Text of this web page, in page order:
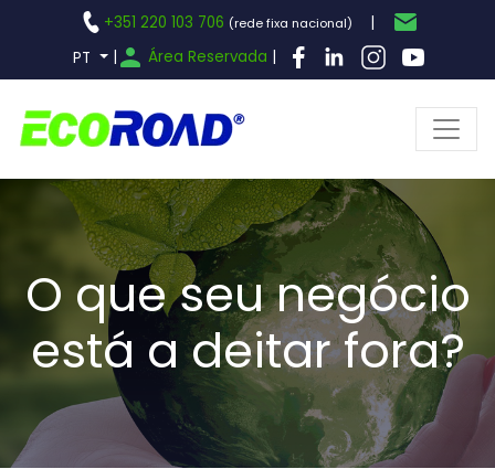
+351 220 103 706 (rede fixa nacional)
|
PT
| Área Reservada |
O que seu negócio
está a deitar fora?